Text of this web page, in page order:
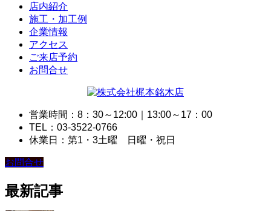
店内紹介
施工・加工例
企業情報
アクセス
ご来店予約
お問合せ
営業時間：8：30～12:00｜13:00～17：00
TEL：03-3522-0766
休業日：第1・3土曜 日曜・祝日
お問合せ
最新記事